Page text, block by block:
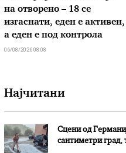
на отворено – 18 се
изгаснати, еден е активен,
а еден е под контрола
06/08/2026 08:08
Најчитани
Сцени од
сантиметри град,